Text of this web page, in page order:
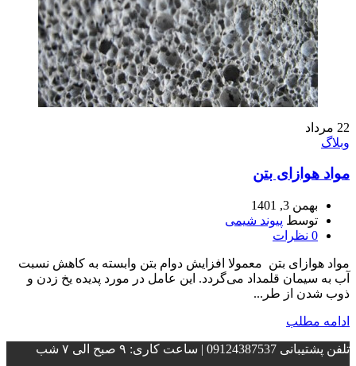
22 مرداد
وبلاگ
مواد هوازای بتن
بهمن 3, 1401
توسط پیوند شیمی
0 نظرات
مواد هوازای بتن معمولا افزایش دوام بتن وابسته به کاهش نسبت
آب به سیمان قلمداد می‌گردد. این عامل در مورد پدیده یخ زدن و
ذوب شدن از طر...
ادامه مطلب
تلفن پشتیبانی 09124387537 | ساعت کاری: ۹ صبح الی ۷ شب